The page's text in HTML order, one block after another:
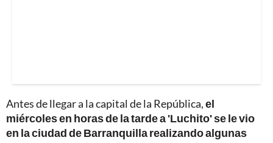
Antes de llegar a la capital de la República,el
miércoles en horas de la tarde a 'Luchito' se le vio
en la ciudad de Barranquilla realizando algunas